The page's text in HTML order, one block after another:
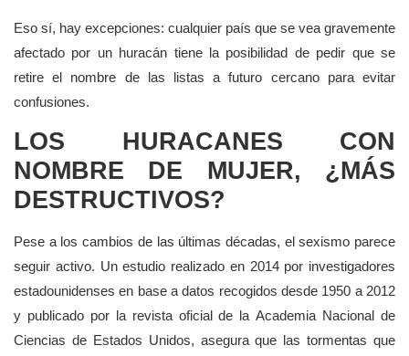
Eso sí, hay excepciones: cualquier país que se vea gravemente
afectado por un huracán tiene la posibilidad de pedir que se
retire el nombre de las listas a futuro cercano para evitar
confusiones.
LOS HURACANES CON
NOMBRE DE MUJER, ¿MÁS
DESTRUCTIVOS?
Pese a los cambios de las últimas décadas, el sexismo parece
seguir activo. Un estudio realizado en 2014 por investigadores
estadounidenses en base a datos recogidos desde 1950 a 2012
y publicado por la revista oficial de la Academia Nacional de
Ciencias de Estados Unidos, asegura que las tormentas que